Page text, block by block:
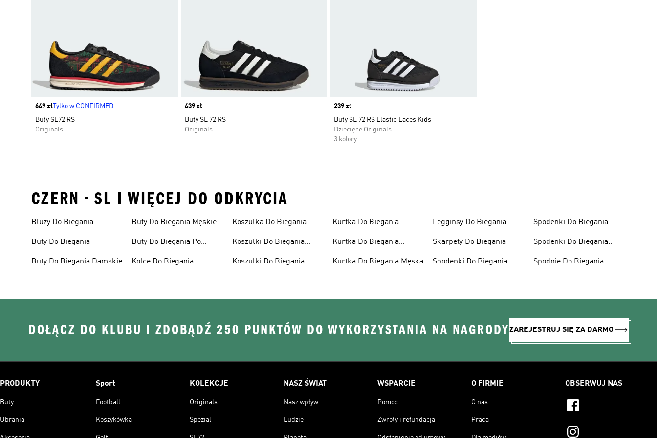
Price
649 złTylko w CONFIRMED
Buty SL72 RS
Originals
Price
439 zł
Buty SL 72 RS
Originals
Price
239 zł
Buty SL 72 RS Elastic Laces Kids
Dziecięce Originals
3 kolory
CZERN • SL I WIĘCEJ DO ODKRYCIA
Bluzy Do Biegania
Buty Do Biegania
Buty Do Biegania Damskie
Buty Do Biegania Męskie
Buty Do Biegania Po
Kolce Do Biegania
Koszulka Do Biegania
Koszulki Do Biegania
Koszulki Do Biegania
Kurtka Do Biegania
Kurtka Do Biegania
Kurtka Do Biegania Męska
Legginsy Do Biegania
Skarpety Do Biegania
Spodenki Do Biegania
Spodenki Do Biegania
Spodenki Do Biegania
Spodnie Do Biegania
DOŁĄCZ DO KLUBU I ZDOBĄDŹ 250 PUNKTÓW DO WYKORZYSTANIA NA NAGRODYZAREJESTRUJ SIĘ ZA DARMO
PRODUKTY
Buty
Ubrania
Sport
Football
Koszykówka
KOLEKCJE
Originals
Spezial
NASZ ŚWIAT
Nasz wpływ
Ludzie
WSPARCIE
Pomoc
Zwroty i refundacja
O FIRMIE
O nas
Praca
OBSERWUJ NAS